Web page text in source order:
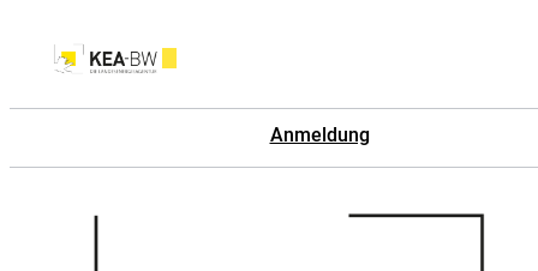
Anmeldung